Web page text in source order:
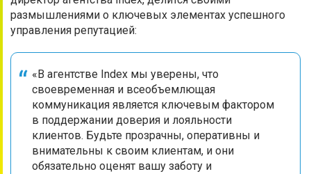
размышлениями о ключевых элементах успешного
управления репутацией:
«В агентстве Index мы уверены, что
своевременная и всеобъемлющая
коммуникация является ключевым фактором
в поддержании доверия и лояльности
клиентов. Будьте прозрачны, оперативны и
внимательны к своим клиентам, и они
обязательно оценят вашу заботу и